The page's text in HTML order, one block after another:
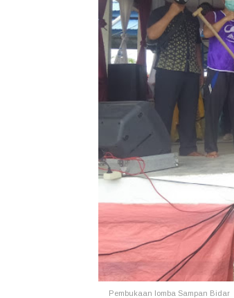
Pembukaan lomba Sampan Bidar